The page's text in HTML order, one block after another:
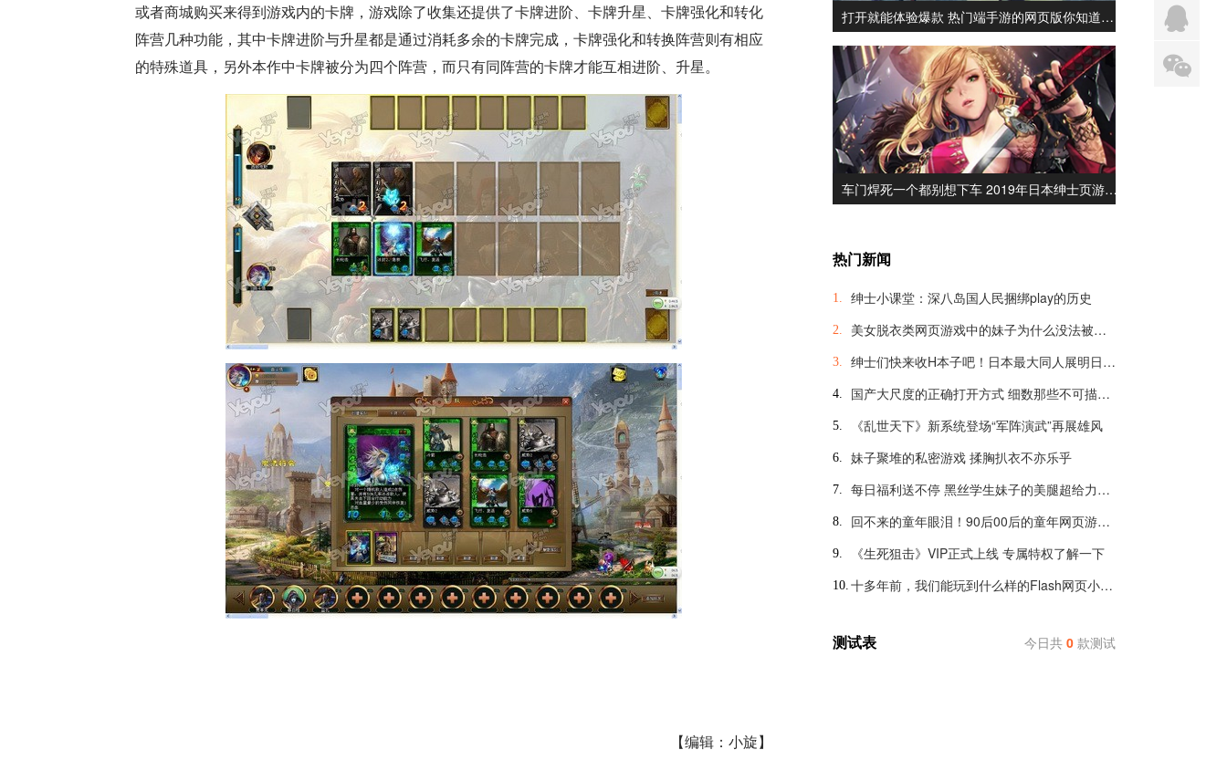
或者商城购买来得到游戏内的卡牌，游戏除了收集还提供了卡牌进阶、卡牌升星、卡牌强化和转化
阵营几种功能，其中卡牌进阶与升星都是通过消耗多余的卡牌完成，卡牌强化和转换阵营则有相应
的特殊道具，另外本作中卡牌被分为四个阵营，而只有同阵营的卡牌才能互相进阶、升星。
【编辑：小旋】
打开就能体验爆款 热门端手游的网页版你知道…
车门焊死一个都别想下车 2019年日本绅士页游…
热门新闻
1. 绅士小课堂：深八岛国人民捆绑play的历史
2. 美女脱衣类网页游戏中的妹子为什么没法被脱光？
3. 绅士们快来收H本子吧！日本最大同人展明日开幕
4. 国产大尺度的正确打开方式 细数那些不可描述的羞羞页游
5. 《乱世天下》新系统登场“军阵演武”再展雄风
6. 妹子聚堆的私密游戏 揉胸扒衣不亦乐乎
7. 每日福利送不停 黑丝学生妹子的美腿超给力诱惑
8. 回不来的童年眼泪！90后00后的童年网页游戏大盘点
9. 《生死狙击》VIP正式上线 专属特权了解一下
10. 十多年前，我们能玩到什么样的Flash网页小游戏？
测试表 今日共 0 款测试
q
x